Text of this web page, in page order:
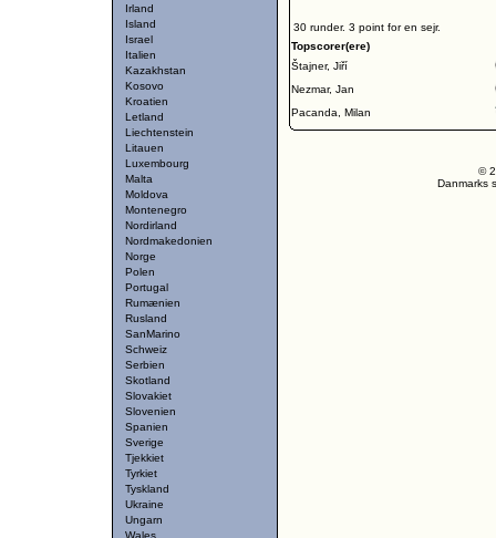
Irland
Island
Israel
Italien
Kazakhstan
Kosovo
Kroatien
Letland
Liechtenstein
Litauen
Luxembourg
Malta
Moldova
Montenegro
Nordirland
Nordmakedonien
Norge
Polen
Portugal
Rumænien
Rusland
SanMarino
Schweiz
Serbien
Skotland
Slovakiet
Slovenien
Spanien
Sverige
Tjekkiet
Tyrkiet
Tyskland
Ukraine
Ungarn
Wales
30 runder. 3 point for en sejr.
Topscorer(ere)
Štajner, Jiří
Nezmar, Jan
Pacanda, Milan
©
Danmarks